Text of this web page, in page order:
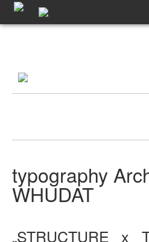
typography
WHUDAT
„STRUCTURE x